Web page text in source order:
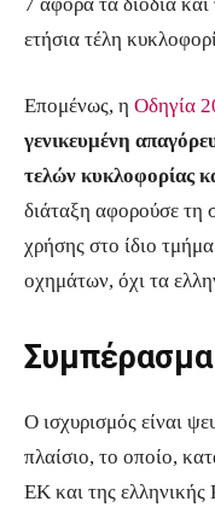
ετήσια τέλη
Επομένως, η Οδηγία
γενικευμένη
τελών κυκλοφορίας
διάταξη αφορούσε τη
χρήσης στο ίδιο
οχημάτων, όχι τα
Συμπέρασμα
Ο ισχυρισμός είναι
πλαίσιο, το οποίο,
ΕΚ και της